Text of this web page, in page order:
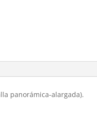
panorámica-alargada).